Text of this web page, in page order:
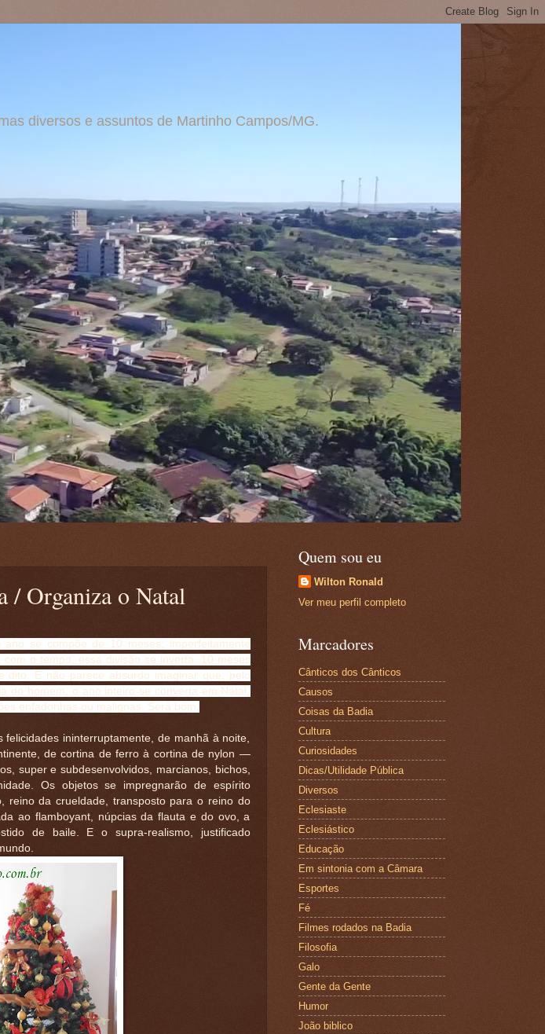
diversos e assuntos de Martinho Campos/MG.
/ Organiza o Natal
se compõe de 10 meses; imperfeitamente
o tempo, essa divisão se inverta: 10 meses
dito. E não parece absurdo imaginar que, pelo
do homem, o ano inteiro se converta em Natal,
enfadonhas ou malignas. Será bom.
ininterruptamente, de manhã à noite,
de cortina de ferro à cortina de nylon —
super e subdesenvolvidos, marcianos, bichos,
Os objetos se impregnarão de espírito
reino da crueldade, transposto para o reino do
ao flamboyant, núpcias da flauta e do ovo, a
de baile. E o supra-realismo, justificado
Quem sou eu
Wilton Ronald
Ver meu perfil completo
Marcadores
Cânticos dos Cânticos
Causos
Coisas da Badia
Cultura
Curiosidades
Dicas/Utilidade Pública
Diversos
Eclesiaste
Eclesiástico
Educação
Em sintonia com a Câmara
Esportes
Fé
Filmes rodados na Badia
Filosofia
Galo
Gente da Gente
Humor
João biblico